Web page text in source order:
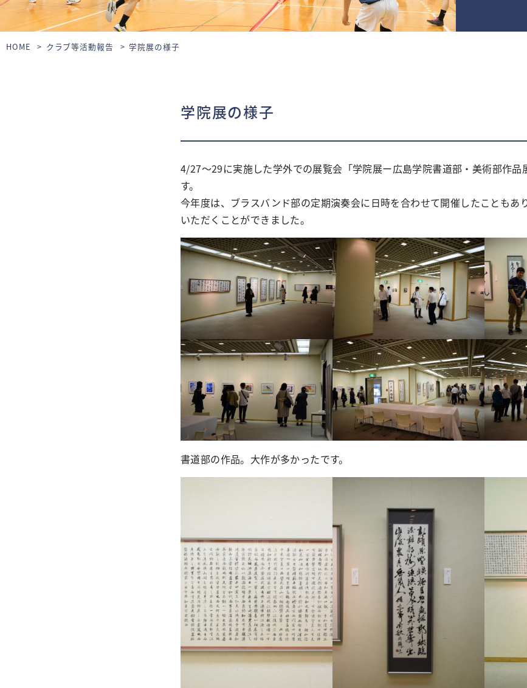
HOME クラブ等活動報告 学院展の様子
学院展の様子
4/27～29に実施した学外での展覧会「学院展ー広島学院書道部・美術部作品
す。
今年度は、ブラスバンド部の定期演奏会に日時を合わせて開催したこともあ
いただくことができました。
書道部の作品。大作が多かったです。